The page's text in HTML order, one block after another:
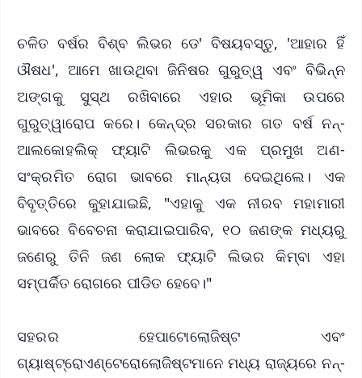
ଚଳିତ ବର୍ଷର ବିଶ୍ବ ଲିଭର ଡେ' ବିଷୟବସ୍ତୁ, 'ଆହାର ହିଁ
ଔଷଧ', ଆମେ ଖାଉଥିବା ଜିନିଷର ଗୁରୁତ୍ୱ ଏବଂ ବିଭିନ୍ନ
ଅଙ୍ଗକୁ ସୁସ୍ଥ ରଖିବାରେ ଏହାର ଭୂମିକା ଉପରେ
ଗୁରୁତ୍ୱାରୋପ କରେ। କେନ୍ଦ୍ର ସରକାର ଗତ ବର୍ଷ ନନ୍-
ଆଲକୋହଲିକ୍ ଫ୍ୟାଟି ଲିଭରକୁ ଏକ ପ୍ରମୁଖ ଅଣ-
ସଂକ୍ରମିତ ରୋଗ ଭାବରେ ମାନ୍ୟତା ଦେଇଥିଲେ। ଏକ
ବିବୃତ୍ତିରେ କୁହାଯାଇଛି, "ଏହାକୁ ଏକ ନୀରବ ମହାମାରୀ
ଭାବରେ ବିବେଚନା କରାଯାଇପାରିବ, ୧୦ ଜଣଙ୍କ ମଧ୍ୟରୁ
ଜଣେରୁ ତିନି ଜଣ ଲୋକ ଫ୍ୟାଟି ଲିଭର କିମ୍ବା ଏହା
ସମ୍ପର୍କିତ ରୋଗରେ ପୀଡିତ ହେବେ।"
ସହରର ହେପାଟୋଲୋଜିଷ୍ଟ ଏବଂ
ଗ୍ୟାଷ୍ଟ୍ରୋଏଣ୍ଟେରୋଲୋଜିଷ୍ଟମାନେ ମଧ୍ୟ ରାଜ୍ୟରେ ନନ୍-